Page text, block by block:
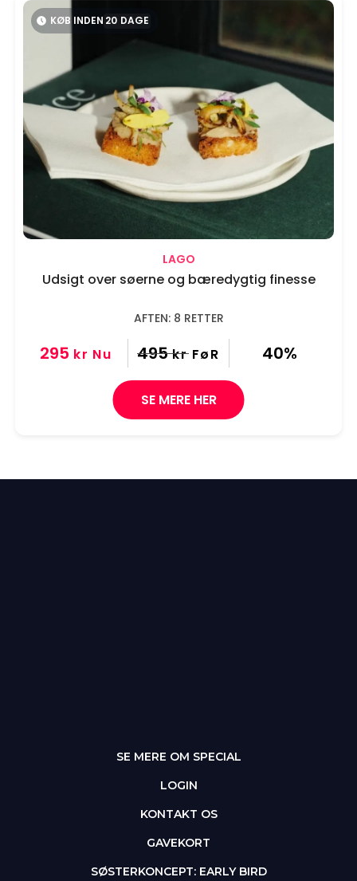
LAGO
Udsigt over søerne og bæredygtig finesse
AFTEN: 8 RETTER
295 kr Nu 495 kr FøR 40%
SE MERE HER
KØB INDEN 20 DAGE
SE MERE OM SPECIAL
LOGIN
KONTAKT OS
GAVEKORT
SØSTERKONCEPT: EARLY BIRD